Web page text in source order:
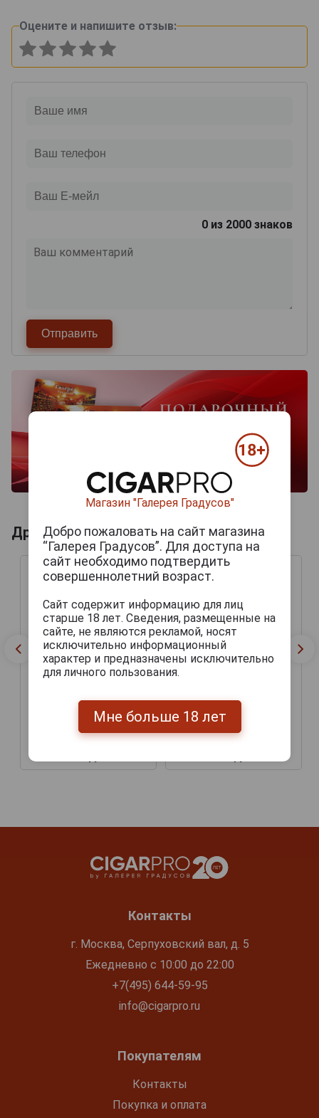
Оцените и напишите отзыв:
0 из 2000 знаков
Другие продукты бренда KAISERDOM
Kaiserdom Pilsener Пиво
Кайзердом Пилсенер
0.5л
Kaiserdom Lager Alcohol
Free Пиво Кайзердом
0.5л
Контакты
г. Москва, Серпуховский вал, д. 5
Ежедневно с 10:00 до 22:00
+7(495) 644-59-95
info@cigarpro.ru
Покупателям
Контакты
Покупка и оплата
Магазин "Галерея Градусов"
Добро пожаловать на сайт магазина
“Галерея Градусов”. Для доступа на
сайт необходимо подтвердить
совершеннолетний возраст.
Сайт содержит информацию для лиц
старше 18 лет. Сведения, размещенные на
сайте, не являются рекламой, носят
исключительно информационный
характер и предназначены исключительно
для личного пользования.
Мне больше 18 лет